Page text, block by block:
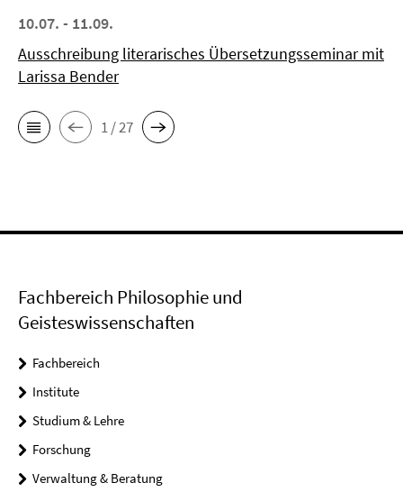
10.07. - 11.09.
Ausschreibung literarisches Übersetzungsseminar mit
Larissa Bender
1 / 27
Fachbereich Philosophie und
Geisteswissenschaften
Fachbereich
Institute
Studium & Lehre
Forschung
Verwaltung & Beratung